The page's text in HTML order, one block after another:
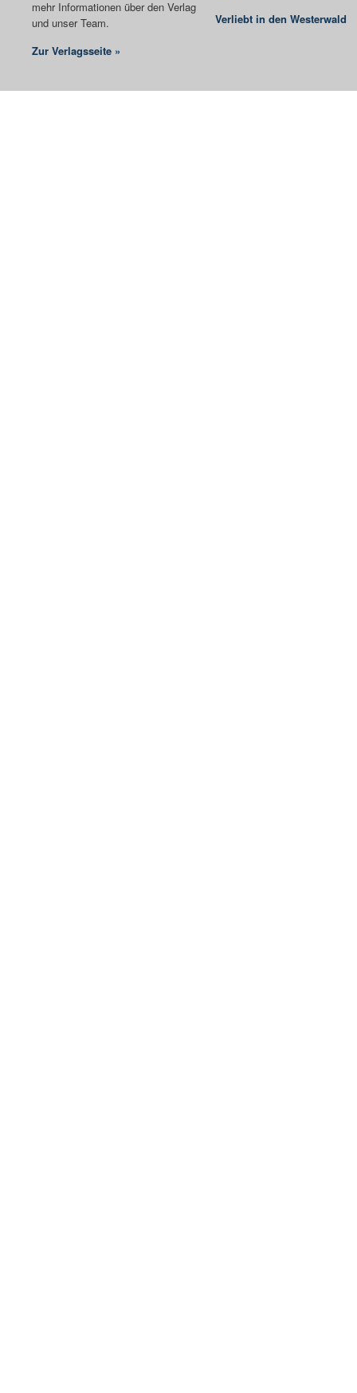
mehr Informationen über den Verlag
und unser Team.
Zur Verlagsseite »
Verliebt in den Westerwald